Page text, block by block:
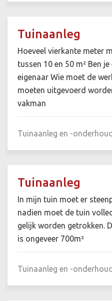
Tuinaanleg
Hoeveel vierkante meter
tussen 10 en 50 m² Ben
eigenaar Wie moet de
moeten uitgevoerd
vakman
Tuinaanleg en -onderhoud
Tuinaanleg
In mijn tuin moet er
nadien moet de tuin
gelijk worden getrokken.
is ongeveer 700m²
Tuinaanleg en -onderhoud